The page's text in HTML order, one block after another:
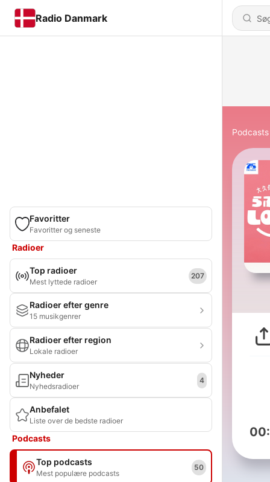
Radio Danmark
Favoritter
Favoritter og seneste
Radioer
Top radioer
Mest lyttede radioer
207
Radioer efter genre
15 musikgenrer
Radioer efter region
Lokale radioer
Nyheder
Nyhedsradioer
4
Anbefalet
Liste over de bedste radioer
Podcasts
Top podcasts
Mest populære podcasts
50
Podcasts